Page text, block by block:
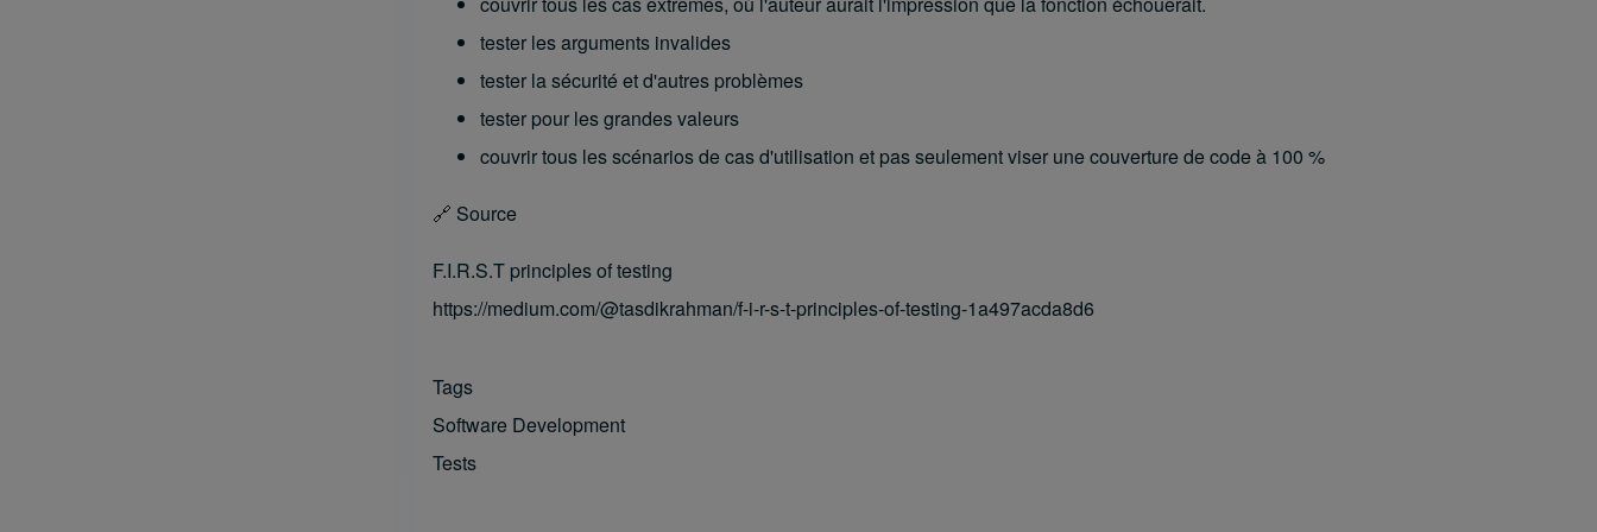
tester les arguments invalides
tester la sécurité et d'autres problèmes
tester pour les grandes valeurs
couvrir tous les scénarios de cas d'utilisation et pas seulement viser une couverture de code à 100 %
🔗 Source
F.I.R.S.T principles of testing
https://medium.com/@tasdikrahman/f-i-r-s-t-principles-of-testing-1a497acda8d6
Tags
Software Development
Tests